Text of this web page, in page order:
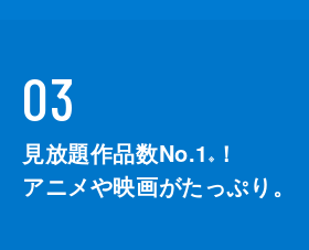
03
見放題作品数No.1 ※
！
アニメや映画がたっぷり。